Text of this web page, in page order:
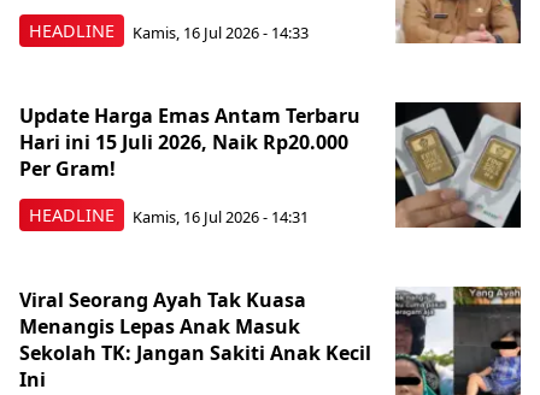
HEADLINE Kamis, 16 Jul 2026 - 14:33
HEADLINE
Update Harga Emas Antam Terbaru
Hari ini 15 Juli 2026, Naik Rp20.000
Per Gram!
Kamis, 16 Jul 2026 - 14:31
Viral Seorang Ayah Tak Kuasa
Menangis Lepas Anak Masuk
Sekolah TK: Jangan Sakiti Anak Kecil
Ini